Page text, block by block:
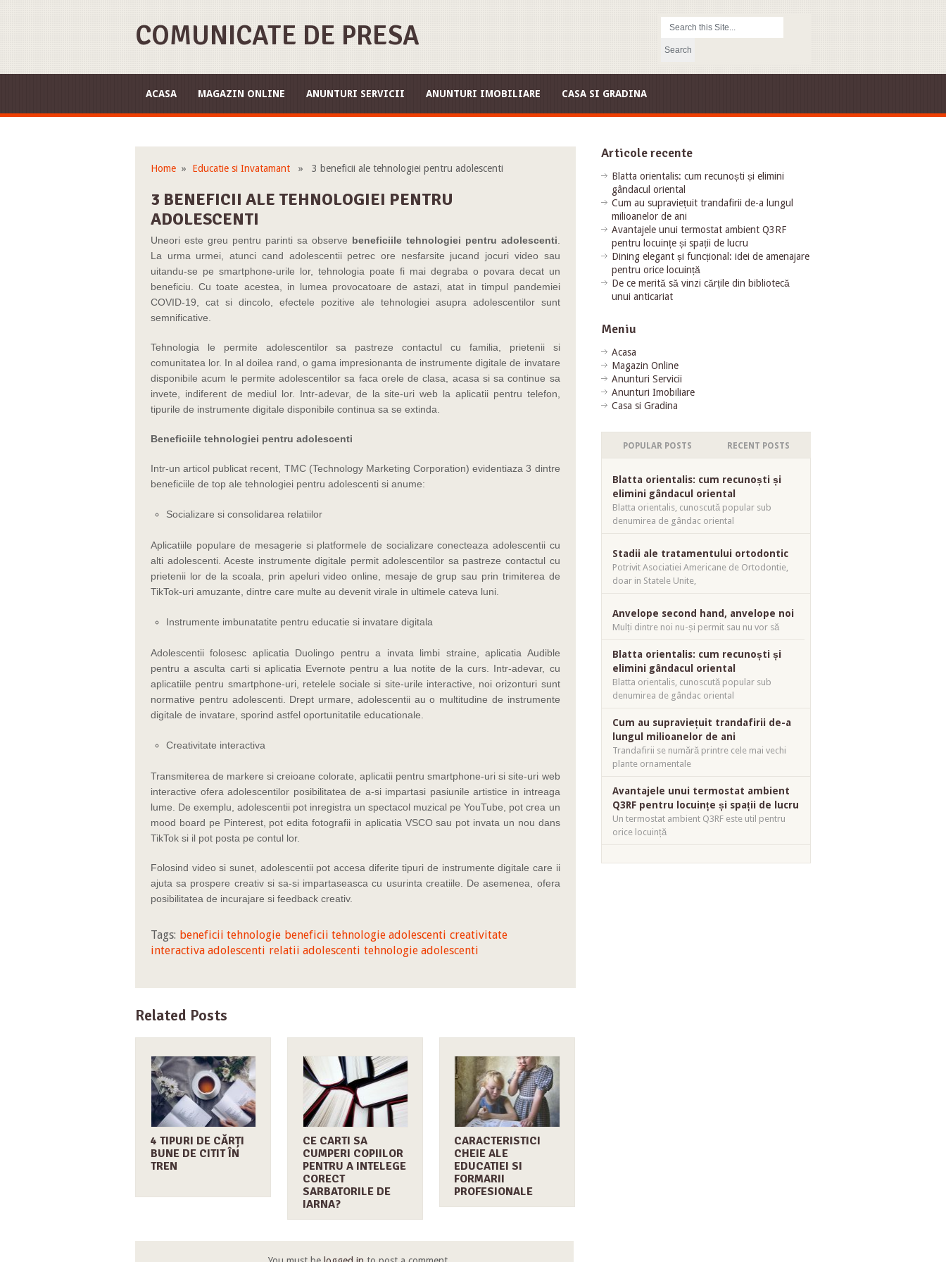
COMUNICATE DE PRESA
ACASA MAGAZIN ONLINE ANUNTURI SERVICII ANUNTURI IMOBILIARE CASA SI GRADINA
Home » Educatie si Invatamant » 3 beneficii ale tehnologiei pentru adolescenti
3 BENEFICII ALE TEHNOLOGIEI PENTRU
ADOLESCENTI
Uneori este greu pentru parinti sa observe beneficiile tehnologiei pentru adolescenti
La urma urmei, atunci cand adolescentii petrec ore nesfarsite jucand jocuri video sau
uitandu-se pe smartphone-urile lor, tehnologia poate fi mai degraba o povara decat un
beneficiu. Cu toate acestea, in lumea provocatoare de astazi, atat in ​​timpul pandemiei
COVID-19, cat si dincolo, efectele pozitive ale tehnologiei asupra adolescentilor sunt
semnificative.
Tehnologia le permite adolescentilor sa pastreze contactul cu familia, prietenii si
comunitatea lor. In al doilea rand, o gama impresionanta de instrumente digitale de invatare
disponibile acum le permite adolescentilor sa faca orele de clasa, acasa si sa continue sa
invete, indiferent de mediul lor. Intr-adevar, de la site-uri web la aplicatii pentru telefon,
tipurile de instrumente digitale disponibile continua sa se extinda.
Beneficiile tehnologiei pentru adolescenti
Intr-un articol publicat recent, TMC (Technology Marketing Corporation) evidentiaza 3 dintre
beneficiile de top ale tehnologiei pentru adolescenti si anume:
Socializare si consolidarea relatiilor
Aplicatiile populare de mesagerie si platformele de socializare conecteaza adolescentii cu
alti adolescenti. Aceste instrumente digitale permit adolescentilor sa pastreze contactul cu
prietenii lor de la scoala, prin apeluri video online, mesaje de grup sau prin trimiterea de
TikTok-uri amuzante, dintre care multe au devenit virale in ultimele cateva luni.
Instrumente imbunatatite pentru educatie si invatare digitala
Adolescentii folosesc aplicatia Duolingo pentru a invata limbi straine, aplicatia Audible
pentru a asculta carti si aplicatia Evernote pentru a lua notite de la curs. Intr-adevar, cu
aplicatiile pentru smartphone-uri, retelele sociale si site-urile interactive, noi orizonturi sunt
normative pentru adolescenti. Drept urmare, adolescentii au o multitudine de instrumente
digitale de invatare, sporind astfel oportunitatile educationale.
Creativitate interactiva
Transmiterea de markere si creioane colorate, aplicatii pentru smartphone-uri si site-uri web
interactive ofera adolescentilor posibilitatea de a-si impartasi pasiunile artistice in intreaga
lume. De exemplu, adolescentii pot inregistra un spectacol muzical pe YouTube, pot crea un
mood board pe Pinterest, pot edita fotografii in aplicatia VSCO sau pot invata un nou dans
TikTok si il pot posta pe contul lor.
Folosind video si sunet, adolescentii pot accesa diferite tipuri de instrumente digitale care ii
ajuta sa prospere creativ si sa-si impartaseasca cu usurinta creatiile. De asemenea, ofera
posibilitatea de incurajare si feedback creativ.
Tags: beneficii tehnologie beneficii tehnologie adolescenti creativitate
interactiva adolescenti relatii adolescenti tehnologie adolescenti
Related Posts
4 TIPURI DE CĂRȚI
BUNE DE CITIT ÎN
TREN
CE CARTI SA
CUMPERI COPIILOR
PENTRU A INTELEGE
CORECT
SARBATORILE DE
IARNA?
CARACTERISTICI
CHEIE ALE
EDUCATIEI SI
FORMARII
PROFESIONALE
Articole recente
Blatta orientalis: cum recunoști și elimini
gândacul oriental
Cum au supraviețuit trandafirii de-a lungul
milioanelor de ani
Avantajele unui termostat ambient Q3RF
pentru locuințe și spații de lucru
Dining elegant și funcțional: idei de amenajare
pentru orice locuință
De ce merită să vinzi cărțile din bibliotecă
unui anticariat
Meniu
Acasa
Magazin Online
Anunturi Servicii
Anunturi Imobiliare
Casa si Gradina
POPULAR POSTS RECENT POSTS
Blatta orientalis: cum recunoști și
elimini gândacul oriental
Blatta orientalis, cunoscută popular sub
denumirea de gândac oriental
Stadii ale tratamentului ortodontic
Potrivit Asociatiei Americane de Ortodontie,
doar in Statele Unite,
Anvelope second hand, anvelope noi
Mulți dintre noi nu-și permit sau nu vor să
Blatta orientalis: cum recunoști și
elimini gândacul oriental
Blatta orientalis, cunoscută popular sub
denumirea de gândac oriental
Cum au supraviețuit trandafirii de-a
lungul milioanelor de ani
Trandafirii se numără printre cele mai vechi
plante ornamentale
Avantajele unui termostat ambient
Q3RF pentru locuințe și spații de lucru
Un termostat ambient Q3RF este util pentru
orice locuință